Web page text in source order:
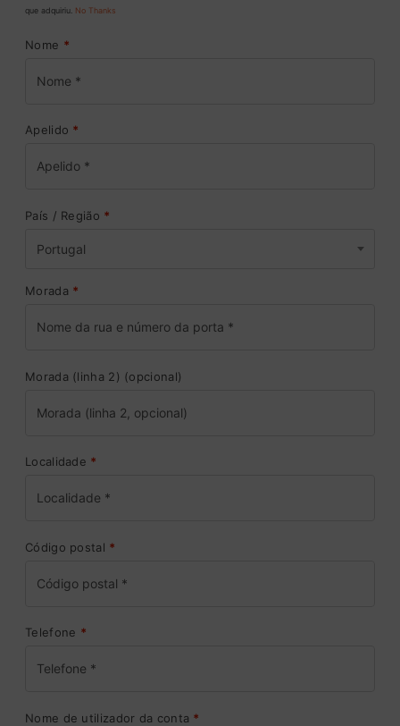
que adquiriu. No Thanks
Nome *
Apelido *
País / Região *
Portugal
Morada *
Morada (linha 2) (opcional)
Localidade *
Código postal *
Telefone *
Nome de utilizador da conta *